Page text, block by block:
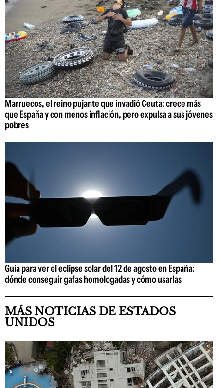
Marruecos, el reino pujante que invadió Ceuta: crece más
que España y con menos inflación, pero expulsa a sus jóvenes
pobres
Guía para ver el eclipse solar del 12 de agosto en España:
dónde conseguir gafas homologadas y cómo usarlas
MÁS NOTICIAS DE ESTADOS
UNIDOS